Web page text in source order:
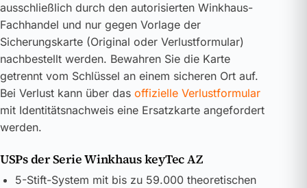
ausschließlich durch den autorisierten Winkhaus-
Fachhandel und nur gegen Vorlage der
Sicherungskarte (Original oder Verlustformular)
nachbestellt werden. Bewahren Sie die Karte
getrennt vom Schlüssel an einem sicheren Ort auf.
Bei Verlust kann über das offizielle Verlustformular
mit Identitätsnachweis eine Ersatzkarte angefordert
werden.
USPs der Serie Winkhaus keyTec AZ
5-Stift-System mit bis zu 59.000 theoretischen